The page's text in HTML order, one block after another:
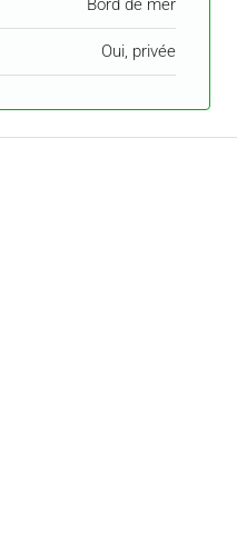
Bord de mer
Oui, privée